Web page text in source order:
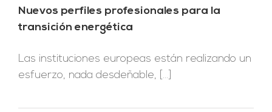
Nuevos perfiles profesionales para la
transición energética
Las instituciones europeas están realizando un
esfuerzo, nada desdeñable, [...]